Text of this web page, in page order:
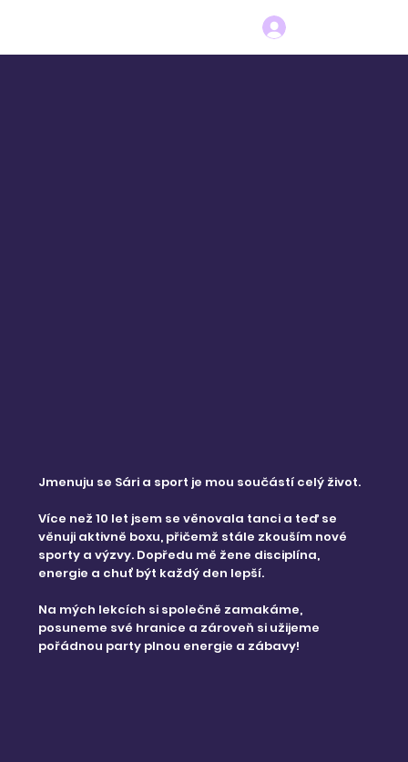
Jmenuju se Sári a sport je mou součástí celý život.
Více než 10 let jsem se věnovala tanci a teď se
věnuji aktivně boxu, přičemž stále zkouším nové
sporty a výzvy. Dopředu mě žene disciplína,
energie a chuť být každý den lepší.
Na mých lekcích si společně zamakáme,
posuneme své hranice a zároveň si užijeme
pořádnou party plnou energie a zábavy!